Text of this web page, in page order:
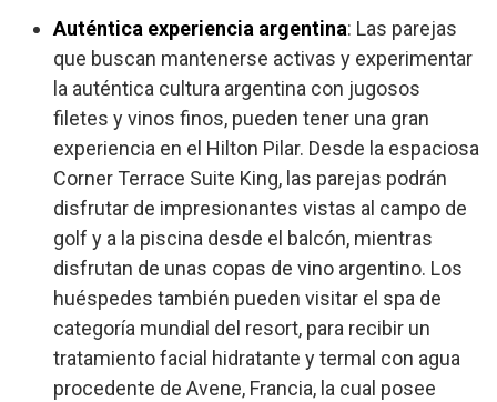
Auténtica experiencia argentina: Las parejas
que buscan mantenerse activas y experimentar
la auténtica cultura argentina con jugosos
filetes y vinos finos, pueden tener una gran
experiencia en el Hilton Pilar. Desde la espaciosa
Corner Terrace Suite King, las parejas podrán
disfrutar de impresionantes vistas al campo de
golf y a la piscina desde el balcón, mientras
disfrutan de unas copas de vino argentino. Los
huéspedes también pueden visitar el spa de
categoría mundial del resort, para recibir un
tratamiento facial hidratante y termal con agua
procedente de Avene, Francia, la cual posee